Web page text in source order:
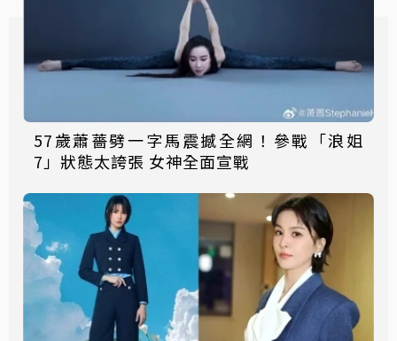
57歲蕭薔劈一字馬震撼全網！參戰「浪姐
7」狀態太誇張 女神全面宣戰